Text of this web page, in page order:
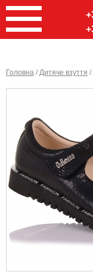
Головна /Дитяче взуття /